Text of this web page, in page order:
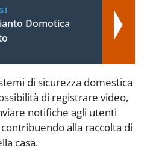
Domotica
di sicurezza domestica
di registrare video,
notifiche agli utenti
alla raccolta di
casa.